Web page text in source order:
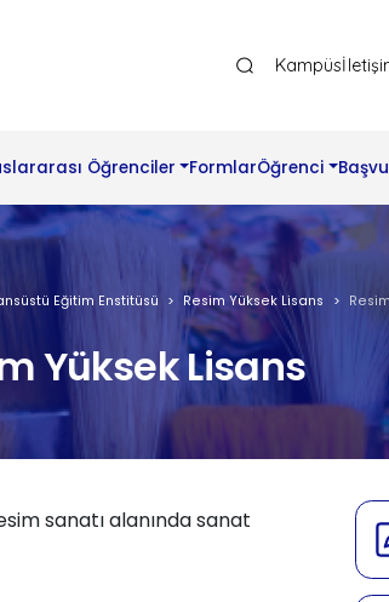
Ana Gezinti Menüsü Üst
Kampüs
Öğrenciler FormlarÖğrenci
Eğitim Enstitüsü Resim Yüksek Lisans
Yüksek Lisans
sanatı alanında sanat